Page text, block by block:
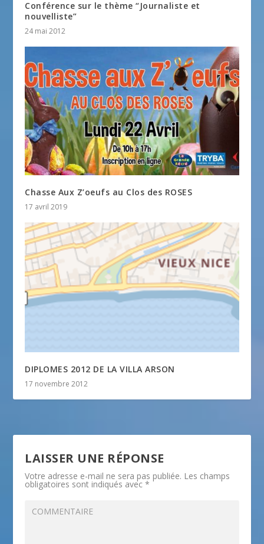
Conférence sur le thème “Journaliste et
nouvelliste”
24 mai 2012
Chasse Aux Z’oeufs au Clos des ROSES
17 avril 2019
DIPLOMES 2012 DE LA VILLA ARSON
17 novembre 2012
LAISSER UNE RÉPONSE
Votre adresse e-mail ne sera pas publiée. Les champs
obligatoires sont indiqués avec*